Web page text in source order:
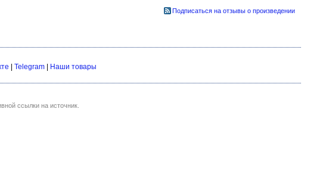
Подписаться на отзывы о произведении
Telegram Наши товары
ссылки на источник.